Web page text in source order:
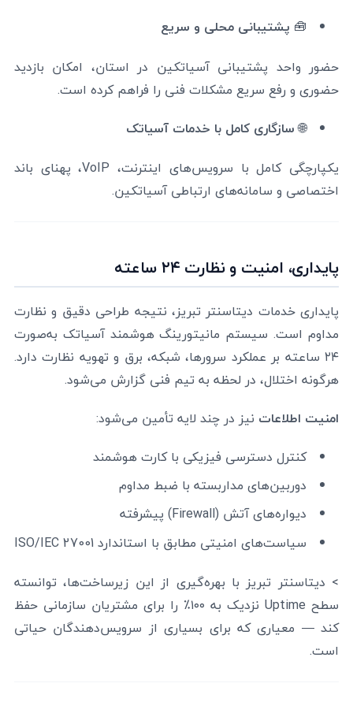
🧰 پشتیبانی محلی و سریع
حضور واحد پشتیبانی آسیاتکین در استان، امکان بازدید
حضوری و رفع سریع مشکلات فنی را فراهم کرده است.
🌐سازگاری کامل با خدمات آسیاتک
یکپارچگی کامل با سرویس‌های اینترنت، VoIP، پهنای باند
اختصاصی و سامانه‌های ارتباطی آسیاتکین.
پایداری، امنیت و نظارت ۲۴ ساعته
پایداری خدمات دیتاسنتر تبریز، نتیجه طراحی دقیق و نظارت
مداوم است. سیستم مانیتورینگ هوشمند آسیاتک به‌صورت
۲۴ ساعته بر عملکرد سرورها، شبکه، برق و تهویه نظارت دارد.
هرگونه اختلال، در لحظه به تیم فنی گزارش می‌شود.
امنیت اطلاعات نیز در چند لایه تأمین می‌شود:
کنترل دسترسی فیزیکی با کارت هوشمند
دوربین‌های مداربسته با ضبط مداوم
دیواره‌های آتش (Firewall) پیشرفته
سیاست‌های امنیتی مطابق با استاندارد ISO/IEC 27001
> دیتاسنتر تبریز با بهره‌گیری از این زیرساخت‌ها، توانسته
سطح Uptime نزدیک به ۱۰۰٪ را برای مشتریان سازمانی حفظ
کند — معیاری که برای بسیاری از سرویس‌دهندگان حیاتی
است.